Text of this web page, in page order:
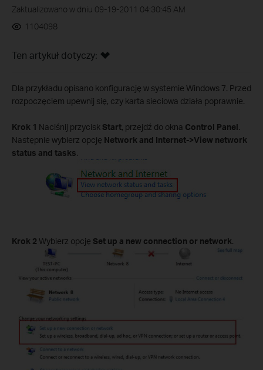
Zaktualizowano w dniu 09-19-2011 04:30:45 AM
1104098
Ten artykuł dotyczy:
Dla przykładu opisano konfigurację w systemie Windows 7. Przed
rozpoczęciem upewnij się, czy karta sieciowa działa poprawnie.
Krok 1 Naciśnij przycisk Start, przejdź do okna Control Panel.
Następnie wybierz opcję Network and Internet->View network
status and tasks.
Krok 2 Wybierz opcję Set up a new connection or network.